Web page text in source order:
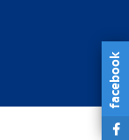
facebook